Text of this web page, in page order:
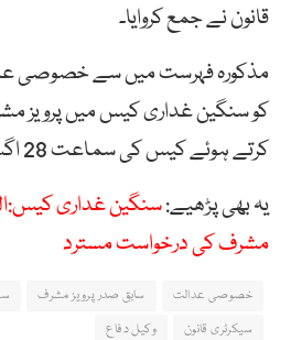
قانون نے جمع کروایا۔
مذکورہ فہرست میں سے خصوصی
کو سنگین غداری کیس میں پرویز
کرتے ہوئے کیس کی سماعت 28 اگست تک ملتوی کردی۔
یہ بھی پڑھیے:سنگین غداری
مشرف کی درخواست مسترد
خصوصی عدالت سابق صدر پرویز مشرف
سیکرٹری قانون
وکیل دفاع